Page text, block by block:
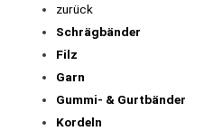
zurück
Schrägbänder
Filz
Garn
Gummi- & Gurtbänder
Kordeln